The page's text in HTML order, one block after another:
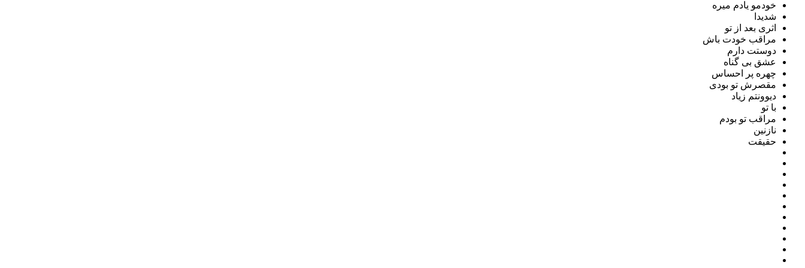
خودمو یادم میره
شدیدا
اثری بعد از تو
مراقب خودت باش
دوستت دارم
عشق بی گناه
چهره پر احساس
مقصرش تو بودی
دیوونتم زیاد
با تو
مراقب تو بودم
نازنین
حقیقت